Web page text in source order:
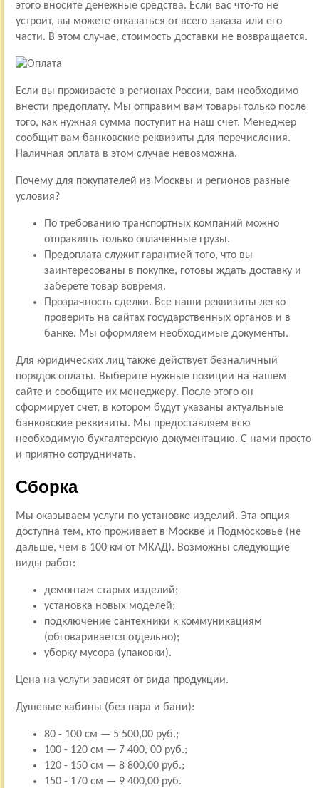
этого вносите денежные средства. Если вас что-то не
устроит, вы можете отказаться от всего заказа или его
части. В этом случае, стоимость доставки не возвращается.
Если вы проживаете в регионах России, вам необходимо
внести предоплату. Мы отправим вам товары только после
того, как нужная сумма поступит на наш счет. Менеджер
сообщит вам банковские реквизиты для перечисления.
Наличная оплата в этом случае невозможна.
Почему для покупателей из Москвы и регионов разные
условия?
По требованию транспортных компаний можно
отправлять только оплаченные грузы.
Предоплата служит гарантией того, что вы
заинтересованы в покупке, готовы ждать доставку и
заберете товар вовремя.
Прозрачность сделки. Все наши реквизиты легко
проверить на сайтах государственных органов и в
банке. Мы оформляем необходимые документы.
Для юридических лиц также действует безналичный
порядок оплаты. Выберите нужные позиции на нашем
сайте и сообщите их менеджеру. После этого он
сформирует счет, в котором будут указаны актуальные
банковские реквизиты. Мы предоставляем всю
необходимую бухгалтерскую документацию. С нами просто
и приятно сотрудничать.
Сборка
Мы оказываем услуги по установке изделий. Эта опция
доступна тем, кто проживает в Москве и Подмосковье (не
дальше, чем в 100 км от МКАД). Возможны следующие
виды работ:
демонтаж старых изделий;
установка новых моделей;
подключение сантехники к коммуникациям
(обговаривается отдельно);
уборку мусора (упаковки).
Цена на услуги зависят от вида продукции.
Душевые кабины (без пара и бани):
80 - 100 см — 5 500,00 руб.;
100 - 120 см — 7 400, 00 руб.;
120 - 150 см — 8 800,00 руб.;
150 - 170 см — 9 400,00 руб.